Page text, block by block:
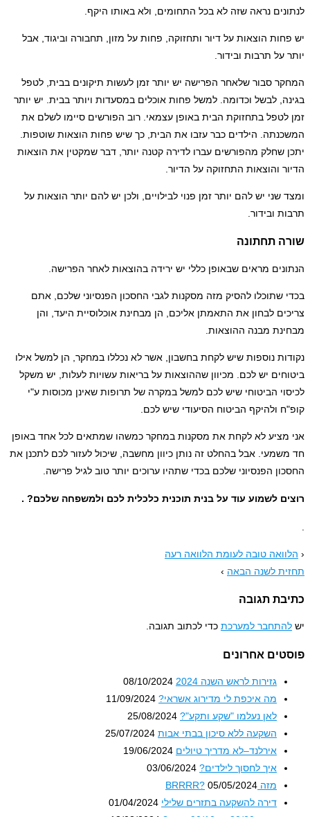
נראה שזה לא בכל התחומים, ולא באותו היקף.
הוצאות על דיור ותחזוקה, פחות על מזון, תחבורה וביגוד, אבל
על תרבות ובידור.
סבור שלאחר הפרישה יש יותר זמן לעשות תיקונים בבית, לטפל
לבשל וכדומה. למשל פחות אוכלים במסעדות ויותר בבית. יש יותר
בתחזוקת הבית באופן עצמאי. רוב הפורשים סיימו לשלם את
הילדים כבר עזבו את הבית, כך שיש פחות הוצאות שוטפות.
שחלק מהפורשים עברו לדירה קטנה יותר, דבר שמקטין את הוצאות
והוצאות התחזוקה על הדיור.
שני יש להם יותר זמן פנוי לבילויים, ולכן יש להם יותר הוצאות על
ובידור.
תחתונה
מראים שבאופן כללי יש ירידה בהוצאות לאחר הפרישה.
שתוכלו להסיק מזה מסקנות לגבי החסכון הפנסיוני שלכם, אתם
לבחון את התאמתן אליכם, הן מבחינת אוכלוסיית היעד, והן
מבנה ההוצאות.
נוספות שיש לקחת בחשבון, אשר לא נכללו במחקר, הן למשל אילו
יש לכם. מכיוון שההוצאות על בריאות עשויות לעלות, יש משקל
הביטוחי שיש לכם למשל במקרה של תרופות שאינן מכוסות ע"י
ולהיקף הביטוח הסיעודי שיש לכם.
מציע לא לקחת את מסקנות במחקר כמשהו שמתאים לכל אחד באופן
אבל בהחלט זה נותן כיוון מחשבה, שיכול לעזור לכם לתכנן את
הפנסיוני שלכם בכדי שתהיו ערוכים יותר טוב לגיל פרישה.
לשמוע עוד על בנית תוכנית כלכלית לכם ולמשפחה שלכם? .
טובה לעומת הלוואה רעה
לשנה הבאה›
תגובה
למערכתכדי לכתוב תגובה.
אחרונים
גזירות לראש השנה 2024
08/10/2024
מה איכפת לי מדירוג אשראי? 11/09/2024
לאן נעלמו "שקע ותקע"? 25/08/2024
השקעה ללא סיכון בבתי אבות 25/07/2024
אירלנד–לא מדריך טיולים 19/06/2024
איך לחסוך לילדים? 03/06/2024
מזה BRRRR?
05/05/2024
דירה להשקעה בתזרים שלילי 01/04/2024